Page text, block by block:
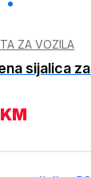
ZA VOZILA
sijalica
KM